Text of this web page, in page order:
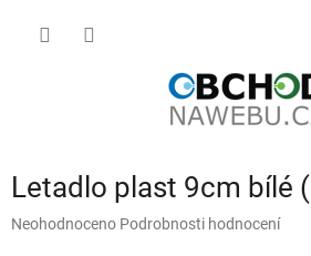
Letadlo plast 9cm bílé
Průměrné
Neohodnoceno Podrobnosti hodnocení